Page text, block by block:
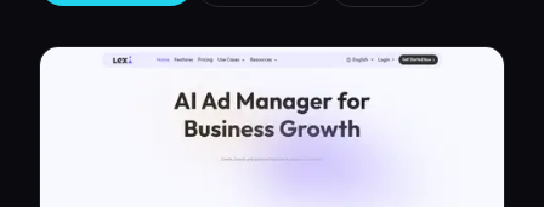
Comparer les outils